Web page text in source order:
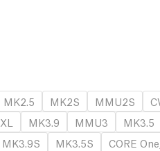
MK2.5 MK2S MMU2S
XL MK3.9 MMU3 MK3.5
MK3.9S MK3.5S CORE